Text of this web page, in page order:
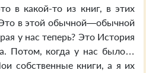
в какой-то из книг, в этих
в этой обычной—обычной
у нас теперь? Это История
Потом, когда у нас было…
собственные книги, а я их